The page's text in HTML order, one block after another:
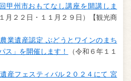
甲州市おもてなし講座を開講しま
月２２日・１１月２９日）【観光商
業遺産認定 ぶどうとワインのまち
ス」を開催します！
（令和６年１１
産フェスティバル２０２４にて 宮